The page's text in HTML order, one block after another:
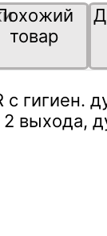
товар
с гигиен.
2 выхода,